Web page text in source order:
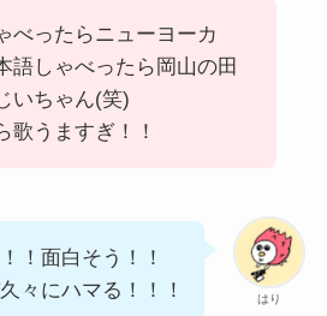
べったらニューヨーカ
語しゃべったら岡山の田
いちゃん(笑)
歌うますぎ！！
はり
！面白そう！！
々にハマる！！！